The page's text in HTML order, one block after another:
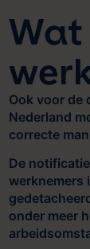
Ook voor de
Nederland
correcte
De
werknemers
onder meer